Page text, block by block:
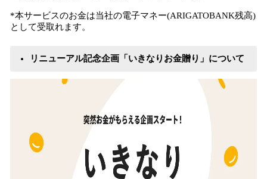
*本サービスのお金は当社の電子マネー(ARIGATOBANK残高)
として受取れます。
リニューアル記念企画「いきなりお金贈り」について